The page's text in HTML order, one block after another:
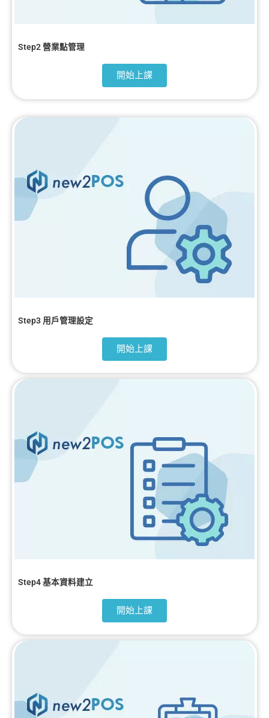
Step2 營業點管理
開始上課
Step3 用戶管理設定
開始上課
Step4 基本資料建立
開始上課